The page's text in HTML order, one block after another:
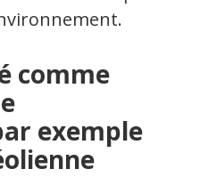
comme
exemple